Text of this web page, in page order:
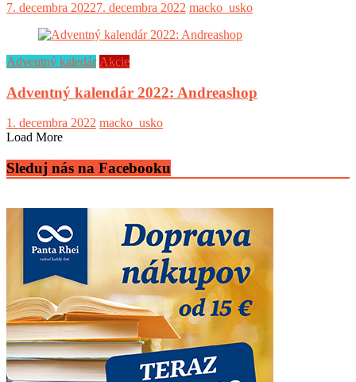
7. decembra 20227. decembra 2022 macko_usko
Adventný kaledár Akcie
Adventný kalendár 2022: Andreashop
1. decembra 2022 macko_usko
Load More
Sleduj nás na Facebooku